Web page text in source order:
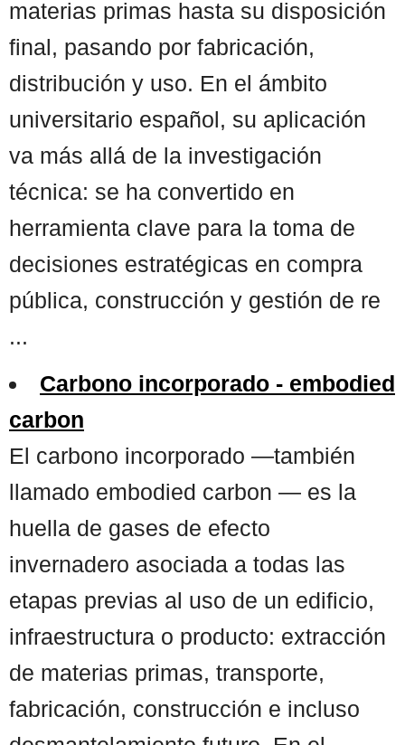
materias primas hasta su disposición
final, pasando por fabricación,
distribución y uso. En el ámbito
universitario español, su aplicación
va más allá de la investigación
técnica: se ha convertido en
herramienta clave para la toma de
decisiones estratégicas en compra
pública, construcción y gestión de re
...
Carbono incorporado - embodied
carbon
El carbono incorporado —también
llamado embodied carbon — es la
huella de gases de efecto
invernadero asociada a todas las
etapas previas al uso de un edificio,
infraestructura o producto: extracción
de materias primas, transporte,
fabricación, construcción e incluso